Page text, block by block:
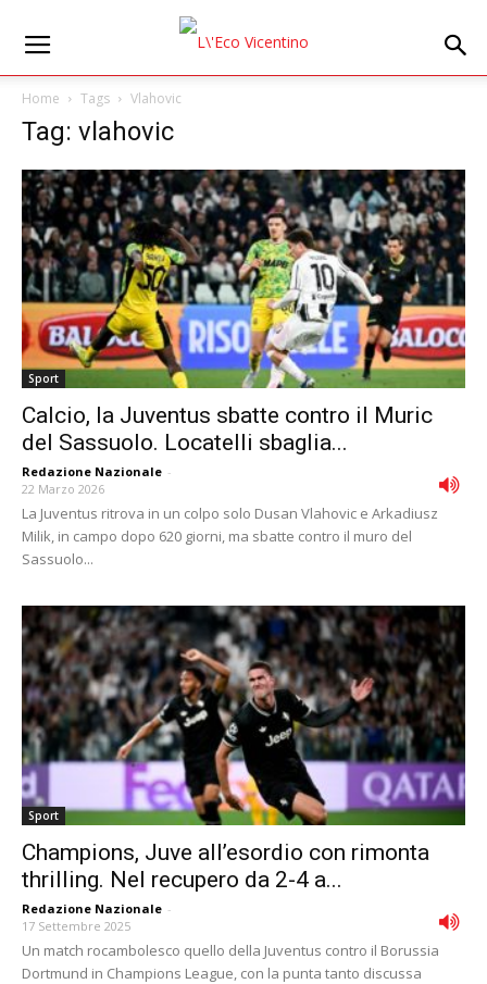
Home Tags Vlahovic
Tag: vlahovic
Sport
Calcio, la Juventus sbatte contro il Muric
del Sassuolo. Locatelli sbaglia...
Redazione Nazionale -
22 Marzo 2026
La Juventus ritrova in un colpo solo Dusan Vlahovic e Arkadiusz
Milik, in campo dopo 620 giorni, ma sbatte contro il muro del
Sassuolo...
Sport
Champions, Juve all’esordio con rimonta
thrilling. Nel recupero da 2-4 a...
Redazione Nazionale -
17 Settembre 2025
Un match rocambolesco quello della Juventus contro il Borussia
Dortmund in Champions League, con la punta tanto discussa